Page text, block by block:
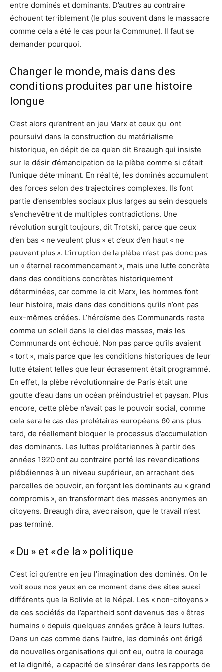
entre dominés et dominants. D’autres au contraire
échouent terriblement (le plus souvent dans le massacre
comme cela a été le cas pour la Commune). Il faut se
demander pourquoi.
Changer le monde, mais dans des
conditions produites par une histoire
longue
C’est alors qu’entrent en jeu Marx et ceux qui ont
poursuivi dans la construction du matérialisme
historique, en dépit de ce qu’en dit Breaugh qui insiste
sur le désir d’émancipation de la plèbe comme si c’était
l’unique déterminant. En réalité, les dominés accumulent
des forces selon des trajectoires complexes. Ils font
partie d’ensembles sociaux plus larges au sein desquels
s’enchevêtrent de multiples contradictions. Une
révolution surgit toujours, dit Trotski, parce que ceux
d’en bas « ne veulent plus » et c’eux d’en haut « ne
peuvent plus ». L’irruption de la plèbe n’est pas donc pas
un « éternel recommencement », mais une lutte concrète
dans des conditions concrètes historiquement
déterminées, car comme le dit Marx, les hommes font
leur histoire, mais dans des conditions qu’ils n’ont pas
eux-mêmes créées. L’héroïsme des Communards reste
comme un soleil dans le ciel des masses, mais les
Communards ont échoué. Non pas parce qu’ils avaient
« tort », mais parce que les conditions historiques de leur
lutte étaient telles que leur écrasement était programmé.
En effet, la plèbe révolutionnaire de Paris était une
goutte d’eau dans un océan préindustriel et paysan. Plus
encore, cette plèbe n’avait pas le pouvoir social, comme
cela sera le cas des prolétaires européens 60 ans plus
tard, de réellement bloquer le processus d’accumulation
des dominants. Les luttes prolétariennes à partir des
années 1920 ont au contraire porté les revendications
plébéiennes à un niveau supérieur, en arrachant des
parcelles de pouvoir, en forçant les dominants au « grand
compromis », en transformant des masses anonymes en
citoyens. Breaugh dira, avec raison, que le travail n’est
pas terminé.
« Du » et « de la » politique
C’est ici qu’entre en jeu l’imagination des dominés. On le
voit sous nos yeux en ce moment dans des sites aussi
différents que la Bolivie et le Népal. Les « non-citoyens »
de ces sociétés de l’apartheid sont devenus des « êtres
humains » depuis quelques années grâce à leurs luttes.
Dans un cas comme dans l’autre, les dominés ont érigé
de nouvelles organisations qui ont eu, outre le courage
et la dignité, la capacité de s’insérer dans les rapports de